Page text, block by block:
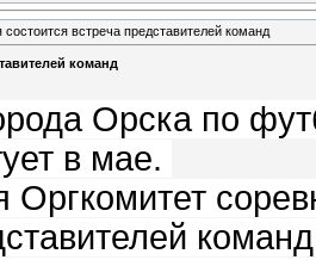
состоится встреча представителей команд
команд
Орска по
в мае.